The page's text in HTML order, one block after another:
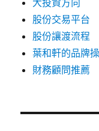
大投資方向
股份交易平台
股份讓渡流程
葉和軒的品牌
財務顧問推薦